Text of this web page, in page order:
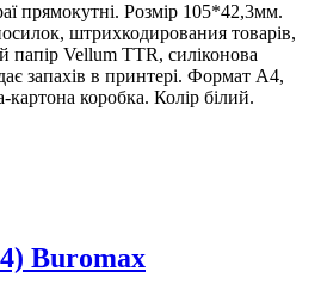
прямокутні. Розмір 105*42,3мм.
штрихкодирования товарів,
папір Vellum TTR, силіконова
запахів в принтері. Формат А4,
коробка. Колір білий.
Buromax